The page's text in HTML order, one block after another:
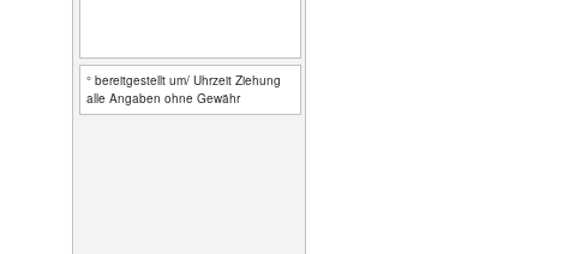
° bereitgestellt um/ Uhrzeit Ziehung
alle Angaben ohne Gewähr